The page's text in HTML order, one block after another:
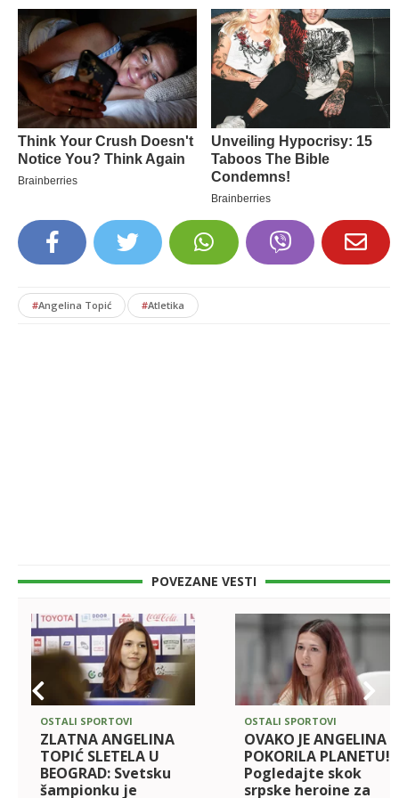
#Angelina Topić #Atletika
POVEZANE VESTI
OSTALI SPORTOVI
ZLATNA ANGELINA
TOPIĆ SLETELA U
BEOGRAD: Svetsku
šampionku je
OSTALI SPORTOVI
OVAKO JE ANGELINA
POKORILA PLANETU!
Pogledajte skok
srpske heroine za